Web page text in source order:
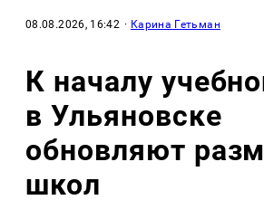
08.08.2026, 16:42 · Карина Гетьман
К началу
в Ульяновске
обновляют
школ